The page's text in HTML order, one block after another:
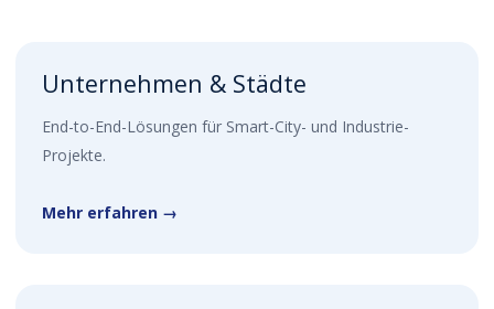
Unternehmen & Städte
End-to-End-Lösungen für Smart-City- und Industrie-
Projekte.
Mehr erfahren →